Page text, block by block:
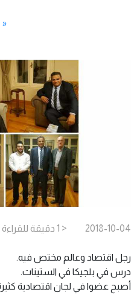
«
2018-10-04
< 1 دقيقة للقراءة
رجل اقتصاد وعالم مختص فيه.
درس في بلجيكا في الستينات.
أصبح عضوا في لجان اقتصادية كثيرة